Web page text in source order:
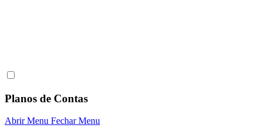
Planos de Contas
Abrir Menu Fechar Menu